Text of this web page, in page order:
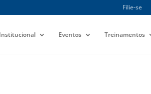
Filie-se
Institucional Eventos Treinamentos